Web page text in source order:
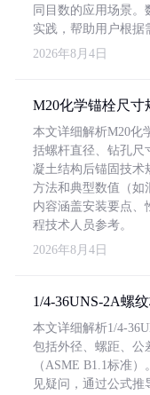
同目数的应用场景。
实践，帮助用户根据
2026年8月4日
M20化学锚栓尺
本文详细解析M20化
括螺杆直径、钻孔尺
凝土结构后锚固技术
方法和典型数值（如
内容涵盖安装要点、
程技术人员参考。
2026年8月4日
1/4-36UNS-2A螺
本文详细解析1/4-
包括外径、螺距、公
（ASME B1.1标准
见疑问，通过公式